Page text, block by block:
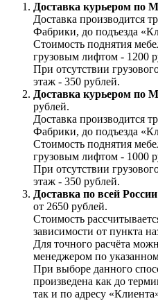
Доставка курьером по
Доставка производится
Фабрики, до подъезда
Стоимость поднятия
грузовым лифтом - 1200
При отсутствии
этаж - 350 рублей.
Доставка курьером по
рублей.
Доставка производится
Фабрики, до подъезда
Стоимость поднятия
грузовым лифтом - 1000
При отсутствии
этаж - 350 рублей.
Доставка по всей
от 2650 рублей.
Стоимость
зависимости от пункта
Для точного расчёта
менеджером по
При выборе данного
произведена как до
так и по адресу